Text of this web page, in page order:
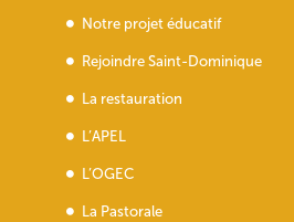
Notre projet éducatif
Rejoindre Saint-Dominique
La restauration
L’APEL
L’OGEC
La Pastorale